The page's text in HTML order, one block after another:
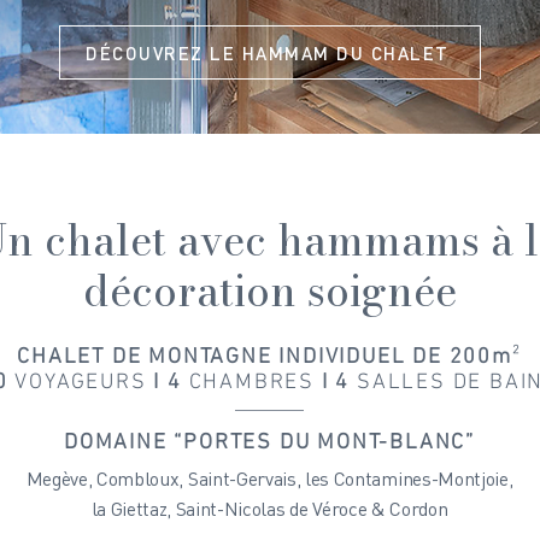
DÉCOUVREZ LE HAMMAM DU CHALET
chalet avec hammams à
décoration soignée
CHALET DE MONTAGNE INDIVIDUEL DE 200m²
VOYAGEURS I 4 CHAMBRES I 4 SALLES DE
DOMAINE “PORTES DU MONT-BLANC”
Megève, Combloux, Saint-Gervais, les Contamines-Montjoie,
la Giettaz, Saint-Nicolas de Véroce & Cordon